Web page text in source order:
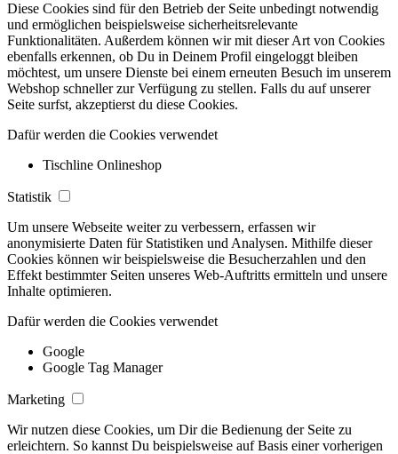
Diese Cookies sind für den Betrieb der Seite unbedingt notwendig
und ermöglichen beispielsweise sicherheitsrelevante
Funktionalitäten. Außerdem können wir mit dieser Art von Cookies
ebenfalls erkennen, ob Du in Deinem Profil eingeloggt bleiben
möchtest, um unsere Dienste bei einem erneuten Besuch im unserem
Webshop schneller zur Verfügung zu stellen. Falls du auf unserer
Seite surfst, akzeptierst du diese Cookies.
Dafür werden die Cookies verwendet
Tischline Onlineshop
Statistik
Um unsere Webseite weiter zu verbessern, erfassen wir
anonymisierte Daten für Statistiken und Analysen. Mithilfe dieser
Cookies können wir beispielsweise die Besucherzahlen und den
Effekt bestimmter Seiten unseres Web-Auftritts ermitteln und unsere
Inhalte optimieren.
Dafür werden die Cookies verwendet
Google
Google Tag Manager
Marketing
Wir nutzen diese Cookies, um Dir die Bedienung der Seite zu
erleichtern. So kannst Du beispielsweise auf Basis einer vorherigen